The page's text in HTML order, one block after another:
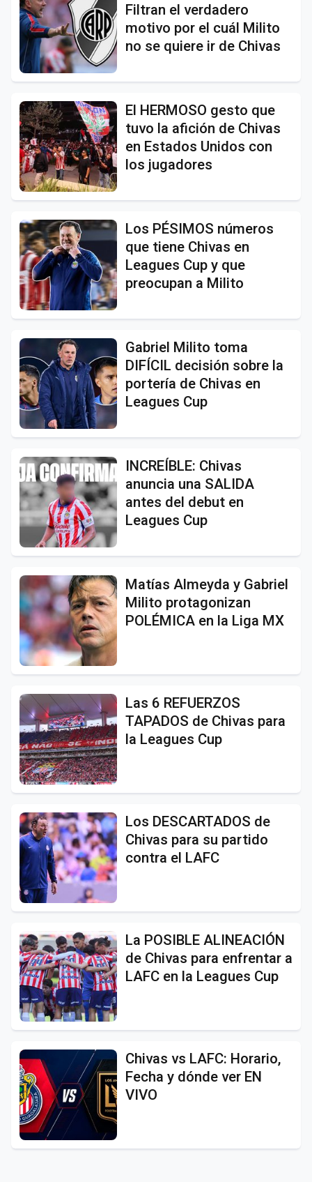
Filtran el verdadero
motivo por el cuál Milito
no se quiere ir de Chivas
El HERMOSO gesto que
tuvo la afición de Chivas
en Estados Unidos con
los jugadores
Los PÉSIMOS números
que tiene Chivas en
Leagues Cup y que
preocupan a Milito
Gabriel Milito toma
DIFÍCIL decisión sobre la
portería de Chivas en
Leagues Cup
INCREÍBLE: Chivas
anuncia una SALIDA
antes del debut en
Leagues Cup
Matías Almeyda y Gabriel
Milito protagonizan
POLÉMICA en la Liga MX
Las 6 REFUERZOS
TAPADOS de Chivas para
la Leagues Cup
Los DESCARTADOS de
Chivas para su partido
contra el LAFC
La POSIBLE ALINEACIÓN
de Chivas para enfrentar a
LAFC en la Leagues Cup
Chivas vs LAFC: Horario,
Fecha y dónde ver EN
VIVO